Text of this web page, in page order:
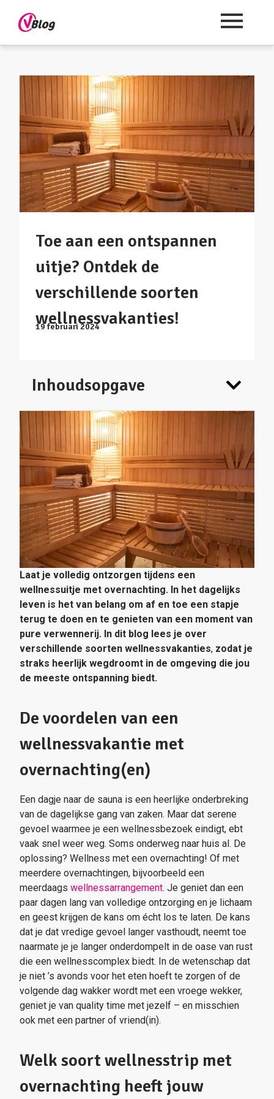
Toe aan een ontspannen
uitje? Ontdek de
verschillende soorten
wellnessvakanties!
19 februari 2024
Inhoudsopgave
Laat je volledig ontzorgen tijdens een
wellnessuitje met overnachting. In het dagelijks
leven is het van belang om af en toe een stapje
terug te doen en te genieten van een moment van
pure verwennerij. In dit blog lees je over
verschillende soorten wellnessvakanties, zodat je
straks heerlijk wegdroomt in de omgeving die jou
de meeste ontspanning biedt.
De voordelen van een
wellnessvakantie met
overnachting(en)
Een dagje naar de sauna is een heerlijke onderbreking
van de dagelijkse gang van zaken. Maar dat serene
gevoel waarmee je een wellnessbezoek eindigt, ebt
vaak snel weer weg. Soms onderweg naar huis al. De
oplossing? Wellness met een overnachting! Of met
meerdere overnachtingen, bijvoorbeeld een
meerdaags wellnessarrangement. Je geniet dan een
paar dagen lang van volledige ontzorging en je lichaam
en geest krijgen de kans om écht los te laten. De kans
dat je dat vredige gevoel langer vasthoudt, neemt toe
naarmate je je langer onderdompelt in de oase van rust
die een wellnesscomplex biedt. In de wetenschap dat
je niet ’s avonds voor het eten hoeft te zorgen of de
volgende dag wakker wordt met een vroege wekker,
geniet je van quality time met jezelf – en misschien
ook met een partner of vriend(in).
Welk soort wellnesstrip met
overnachting heeft jouw